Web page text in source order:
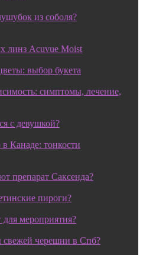
из соболя?
линз Acuvue Moist
выбор букета
симптомы, лечение,
с девушкой?
Канаде: тонкости
препарат Саксенда?
пироги?
для мероприятия?
свежей черешни в Спб?